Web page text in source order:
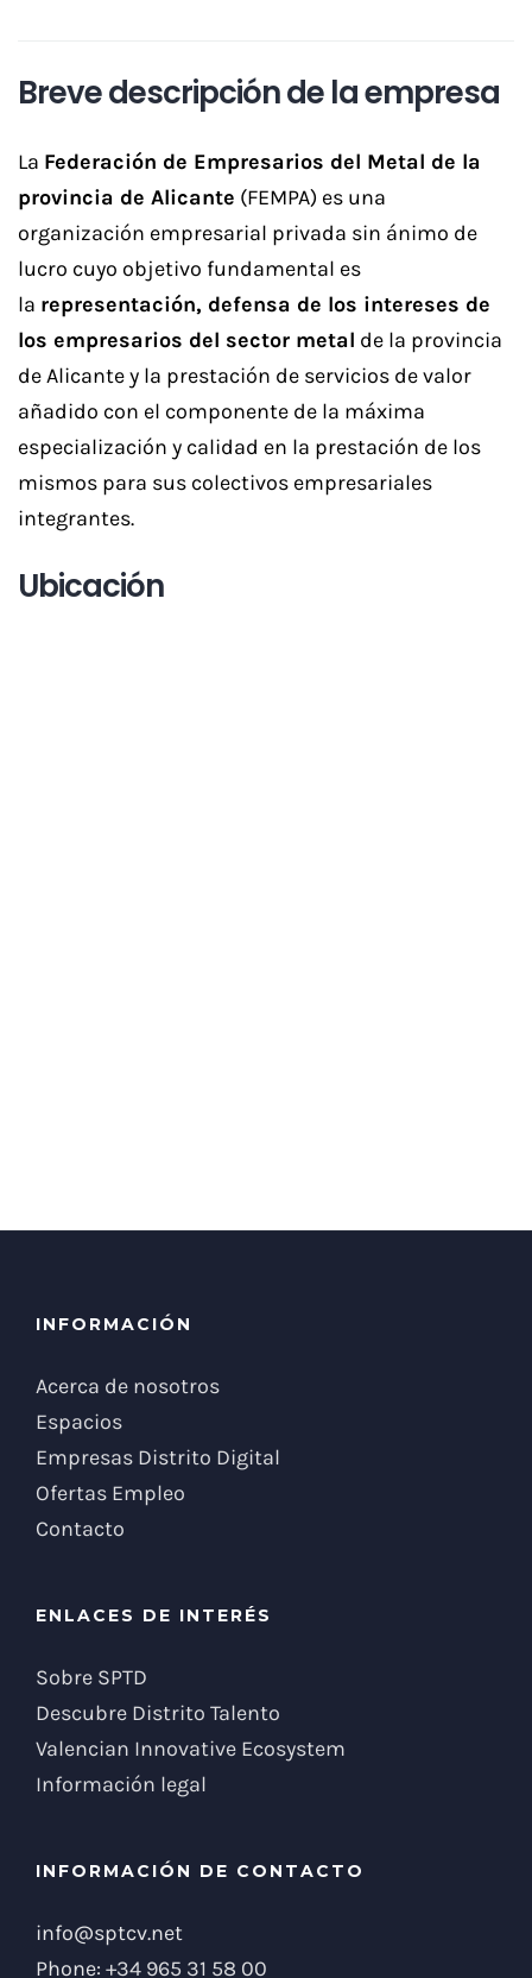
Breve descripción de la empresa
La Federación de Empresarios del Metal de la
provincia de Alicante (FEMPA) es una
organización empresarial privada sin ánimo de
lucro cuyo objetivo fundamental es
la representación, defensa de los intereses de
los empresarios del sector metal de la provincia
de Alicante y la prestación de servicios de valor
añadido con el componente de la máxima
especialización y calidad en la prestación de los
mismos para sus colectivos empresariales
integrantes.
Ubicación
INFORMACIÓN
Acerca de nosotros
Espacios
Empresas Distrito Digital
Ofertas Empleo
Contacto
ENLACES DE INTERÉS
Sobre SPTD
Descubre Distrito Talento
Valencian Innovative Ecosystem
Información legal
INFORMACIÓN DE CONTACTO
info@sptcv.net
Phone: +34 965 31 58 00